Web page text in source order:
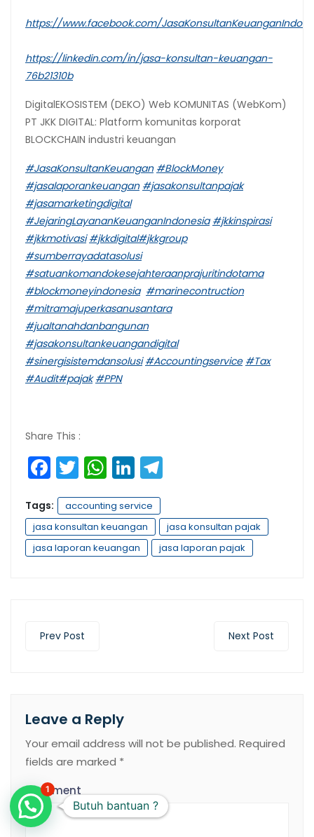
https://www.facebook.com/
https://linkedin.com/in/jasa-konsultan-keuangan-
76b21310b
DigitalEKOSISTEM (DEKO) Web KOMUNITAS (WebKom)
PT JKK DIGITAL: Platform komunitas korporat
BLOCKCHAIN industri keuangan
#JasaKonsultanKeuangan #BlockMoney
#jasalaporankeuangan #jasakonsultanpajak
#jasamarketingdigital
#JejaringLayananKeuanganIndonesia #jkkinspirasi
#jkkmotivasi #jkkdigital#jkkgroup
#sumberrayadatasolusi
#satuankomandokesejahteraanprajuritindotama
#blockmoneyindonesia #marinecontruction
#mitramajuperkasanusantara
#jualtanahdanbangunan
#jasakonsultankeuangandigital
#sinergisistemdansolusi #Accountingservice #Tax
#Audit#pajak #PPN
Share This :
Facebook
Twitter
WhatsApp
LinkedIn
Tags:
accounting service
jasa konsultan keuangan
jasa konsultan pajak
jasa laporan keuangan
jasa laporan pajak
Prev Post Next Post
Leave a Reply
Your email address will not be published. Required
fields are marked *
Comment
1
Butuh bantuan ?